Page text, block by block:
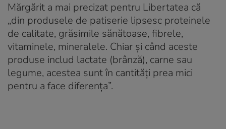
Mărgărit a mai precizat pentru Libertatea că
„din produsele de patiserie lipsesc proteinele
de calitate, grăsimile sănătoase, fibrele,
vitaminele, mineralele. Chiar și când aceste
produse includ lactate (brânză), carne sau
legume, acestea sunt în cantități prea mici
pentru a face diferența”.